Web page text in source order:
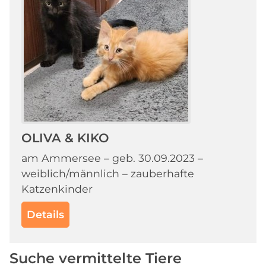
OLIVA & KIKO
am Ammersee – geb. 30.09.2023 –
weiblich/männlich – zauberhafte
Katzenkinder
Details
Suche vermittelte Tiere